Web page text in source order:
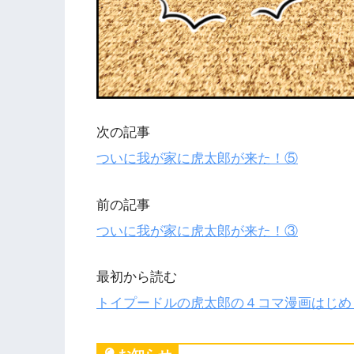
次の記事
ついに我が家に虎太郎が来た！⑤
前の記事
ついに我が家に虎太郎が来た！③
最初から読む
トイプードルの虎太郎の４コマ漫画はじ